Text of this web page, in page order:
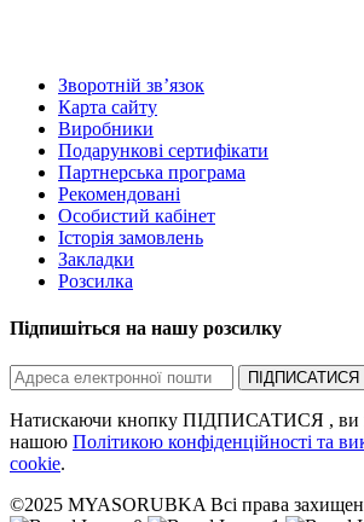
Зворотній зв’язок
Карта сайту
Виробники
Подарункові сертифікати
Партнерська програма
Рекомендовані
Особистий кабінет
Історія замовлень
Закладки
Розсилка
Підпишіться на нашу розсилку
ПІДПИСАТИСЯ
Натискаючи кнопку ПІДПИСАТИСЯ , ви
нашою Політикою конфіденційності та
cookie.
©2025 MYASORUBKA Всі права